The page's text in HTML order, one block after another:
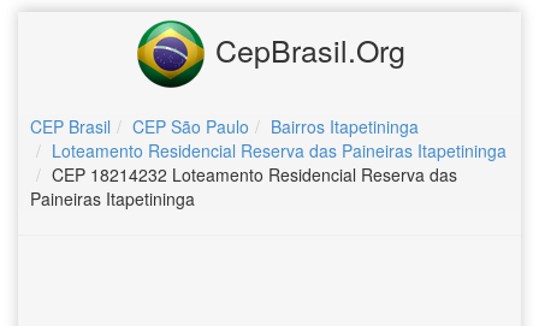
CepBrasil.Org
CEP Brasil CEP São Paulo
Bairros Itapetininga
Loteamento Residencial Reserva das Paineiras Itapetininga
CEP 18214232 Loteamento Residencial Reserva das
Paineiras Itapetininga